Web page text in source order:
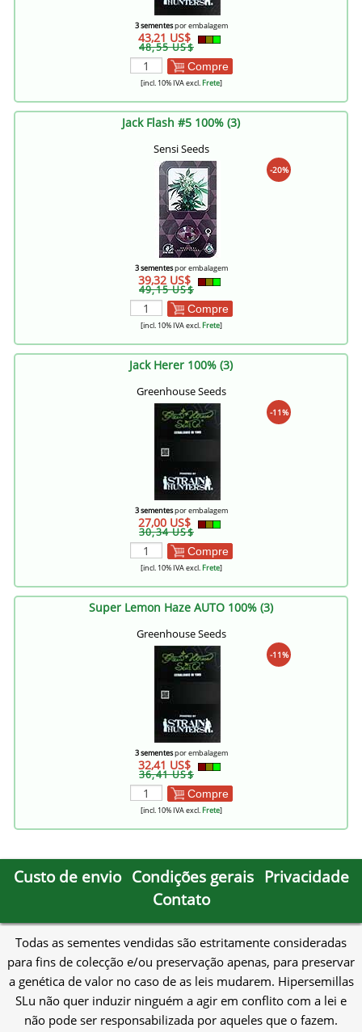
3 sementespor embalagem
43,21 US$
48,55 US$
Compre
[incl. 10% IVA excl.Frete]
Jack Flash #5 100% (3)
Sensi Seeds
-20%
3 sementespor embalagem
39,32 US$
49,15 US$
Compre
[incl. 10% IVA excl.Frete]
Jack Herer 100% (3)
Greenhouse Seeds
-11%
3 sementespor embalagem
27,00 US$
30,34 US$
Compre
[incl. 10% IVA excl.Frete]
Super Lemon Haze AUTO 100% (3)
Greenhouse Seeds
-11%
3 sementespor embalagem
32,41 US$
36,41 US$
Compre
[incl. 10% IVA excl.Frete]
Custo de envio Condições gerais Privacidade
Contato
Todas as sementes vendidas são estritamente consideradas
para fins de colecção e/ou preservação apenas, para preservar
a genética de valor no caso de as leis mudarem. Hipersemillas
SLu não quer induzir ninguém a agir em conflito com a lei e
não pode ser responsabilizada por aqueles que o fazem.